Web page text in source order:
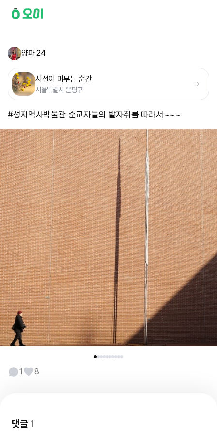
양파 24
시선이 머무는 순간
서울특별시 은평구
#성지역사박물관 순교자들의 발자취를 따라서~~~
1 8
댓글1